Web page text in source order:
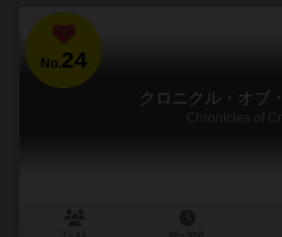
No.24
クロニクル・オブ
Chronicles of